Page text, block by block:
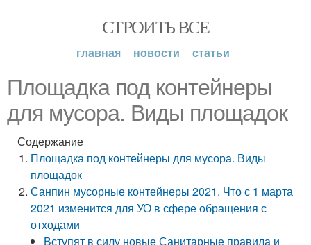
СТРОИТЬ ВСЕ
главная новости статьи
Площадка под контейнеры
для мусора. Виды площадок
Содержание
Площадка под контейнеры для мусора. Виды
площадок
Санпин мусорные контейнеры 2021. Что с 1 марта
2021 изменится для УО в сфере обращения с
отходами
Вступят в силу новые Санитарные правила и